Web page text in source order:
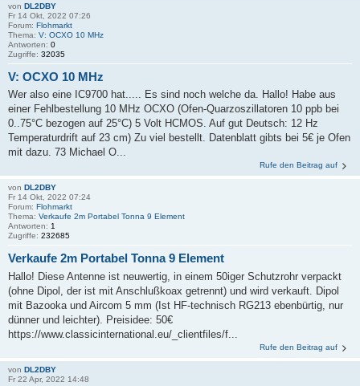
von DL2DBY
Fr 14 Okt, 2022 07:26
Forum: Flohmarkt
Thema: V: OCXO 10 MHz
Antworten: 0
Zugriffe: 32035
V: OCXO 10 MHz
Wer also eine IC9700 hat..... Es sind noch welche da. Hallo! Habe aus
einer Fehlbestellung 10 MHz OCXO (Ofen-Quarzoszillatoren 10 ppb bei
0..75°C bezogen auf 25°C) 5 Volt HCMOS. Auf gut Deutsch: 12 Hz
Temperaturdrift auf 23 cm) Zu viel bestellt. Datenblatt gibts bei 5€ je Ofen
mit dazu. 73 Michael O...
Rufe den Beitrag auf
von DL2DBY
Fr 14 Okt, 2022 07:24
Forum: Flohmarkt
Thema: Verkaufe 2m Portabel Tonna 9 Element
Antworten: 1
Zugriffe: 232685
Verkaufe 2m Portabel Tonna 9 Element
Hallo! Diese Antenne ist neuwertig, in einem 50iger Schutzrohr verpackt
(ohne Dipol, der ist mit Anschlußkoax getrennt) und wird verkauft. Dipol
mit Bazooka und Aircom 5 mm (Ist HF-technisch RG213 ebenbürtig, nur
dünner und leichter). Preisidee: 50€
https://www.classicinternational.eu/_clientfiles/f...
Rufe den Beitrag auf
von DL2DBY
Fr 22 Apr, 2022 14:48